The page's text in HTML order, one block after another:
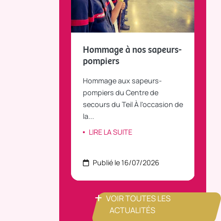
Hommage à nos sapeurs-
pompiers
Hommage aux sapeurs-
pompiers du Centre de
secours du Teil À l'occasion de
la...
LIRE LA SUITE
Publié le 16/07/2026
VOIR TOUTES LES
ACTUALITÉS